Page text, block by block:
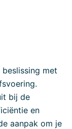
beslissing met
bij de
en
aanpak om je